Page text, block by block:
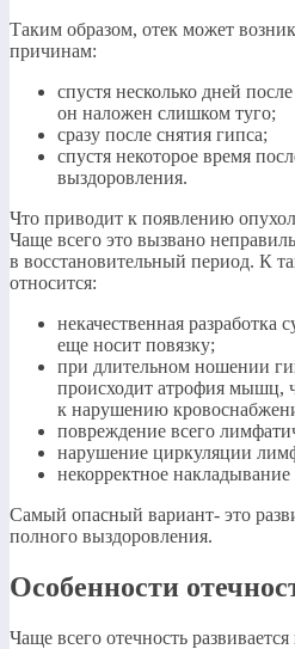
Таким образом, отек может
причинам:
спустя несколько дней
он наложен слишком туго;
сразу после снятия гипса;
спустя некоторое время
выздоровления.
Что приводит к появлению
Чаще всего это вызвано
в восстановительный период. К
относится:
некачественная разработка
еще носит повязку;
при длительном ношении
происходит атрофия мышц,
к нарушению
повреждение всего
нарушение циркуляции
некорректное
Самый опасный вариант- это
полного выздоровления.
Особенности
Чаще всего отечность